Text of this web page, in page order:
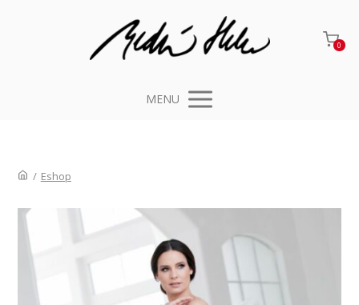
0
MENU
/ Eshop